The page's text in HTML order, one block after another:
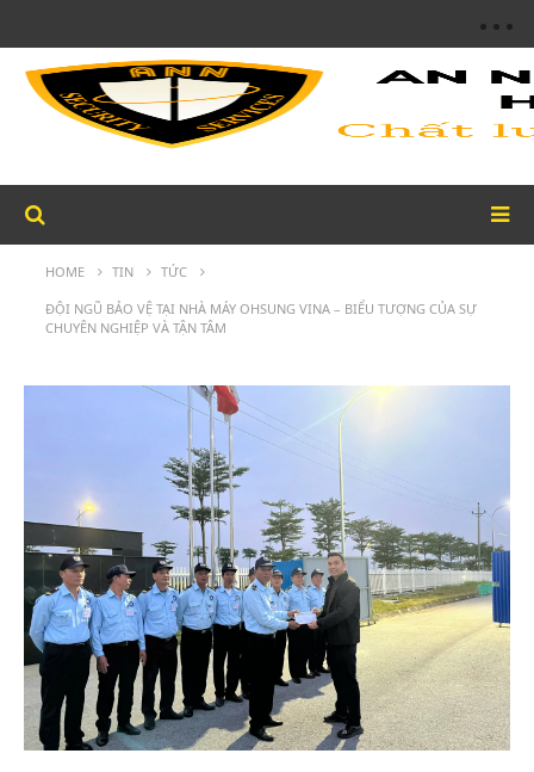
HOME TIN TỨC
ĐỘI NGŨ BẢO VỆ TẠI NHÀ MÁY OHSUNG VINA – BIỂU TƯỢNG CỦA SỰ
CHUYÊN NGHIỆP VÀ TẬN TÂM